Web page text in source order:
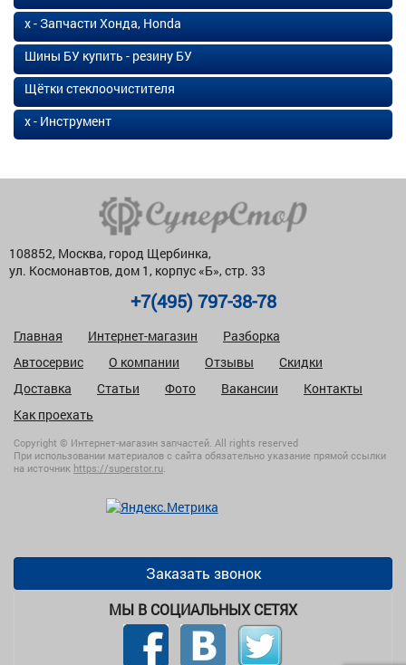
х - Запчасти Хонда, Honda
Шины БУ купить - резину БУ
Щётки стеклоочистителя
х - Инструмент
108852, Москва, город Щербинка,
ул. Космонавтов, дом 1, корпус «Б», стр. 33
+7(495) 797-38-78
Главная Интернет-магазин
Разборка
Автосервис
О компании Отзывы
Скидки
Доставка
Статьи Фото Вакансии
Контакты
Как проехать
Copyright © Интернет-магазин запчастей. All rights reserved
При использовании материалов с сайта обязательно указание прямой ссылки
на источник https://superstor.ru.
Заказать звонок
МЫ В СОЦИАЛЬНЫХ СЕТЯХ